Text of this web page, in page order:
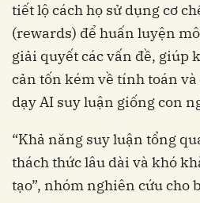
tiết lộ cách họ sử dụng cơ
(rewards) để huấn luyện
giải quyết các vấn đề, giúp
cản tốn kém về tính toán
dạy AI suy luận giống con
“Khả năng suy luận tổng
thách thức lâu dài và khó
tạo”, nhóm nghiên cứu cho